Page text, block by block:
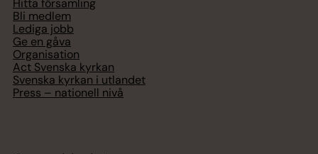
Hitta församling
Bli medlem
Lediga jobb
Ge en gåva
Organisation
Act Svenska kyrkan
Svenska kyrkan i utlandet
Press – nationell nivå